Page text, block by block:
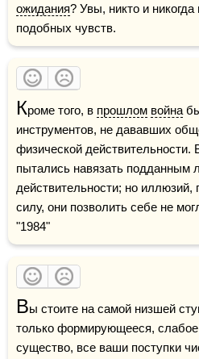
ожидания? Увы, никто и
подобных чувств.
Кроме того, в прошлом война
инструментов, не дававших
физической действительности.
пытались навязать подданным
действительности; но
силу, они позволить себе не
"1984"
Вы стоите на самой низшей
только формирующееся,
существо, все ваши поступки